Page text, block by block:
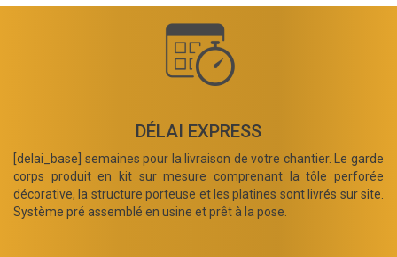
DÉLAI EXPRESS
[delai_base] semaines pour la livraison de votre chantier. Le garde
corps produit en kit sur mesure comprenant la tôle perforée
décorative, la structure porteuse et les platines sont livrés sur site.
Système pré assemblé en usine et prêt à la pose.